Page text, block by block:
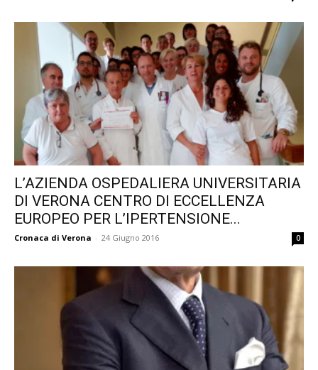
L’AZIENDA OSPEDALIERA UNIVERSITARIA
DI VERONA CENTRO DI ECCELLENZA
EUROPEO PER L’IPERTENSIONE...
Cronaca di Verona - 24 Giugno 2016 0